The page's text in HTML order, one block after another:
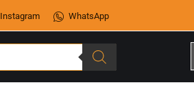
Instagram WhatsApp